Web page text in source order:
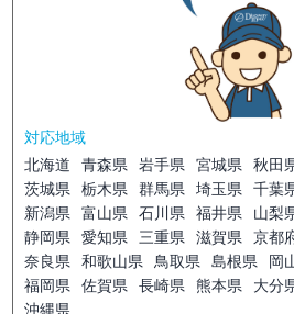
対応地域
北海道
青森県 岩手県 宮城県 秋田
茨城県
栃木県 群馬県 埼玉県 千葉
新潟県
富山県 石川県 福井県 山梨
静岡県
愛知県 三重県 滋賀県 京都
奈良県
和歌山県 鳥取県 島根県 岡
福岡県
佐賀県 長崎県 熊本県 大分
沖縄県